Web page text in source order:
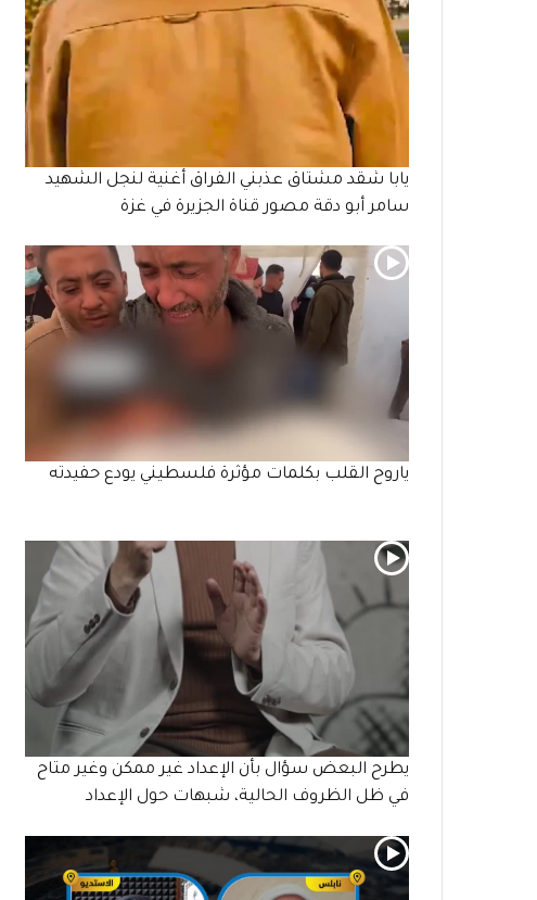
يابا شقد مشتاق عذبني الفراق أغنية لنجل الشهيد
سامر أبو دقة مصور قناة الجزيرة في غزة
ياروح القلب بكلمات مؤثرة فلسطيني يودع حفيدته
يطرح البعض سؤال بأن الإعداد غير ممكن وغير متاح
في ظل الظروف الحالية، شبهات حول الإعداد